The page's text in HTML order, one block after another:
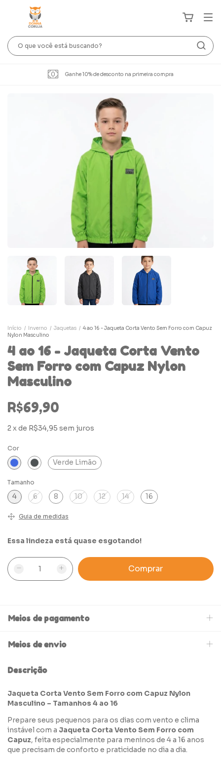
Ganhe 10% de desconto na primeira compra
Início / Inverno / Jaquetas / 4 ao 16 - Jaqueta Corta Vento Sem Forro com Capuz
Nylon Masculino
4 ao 16 - Jaqueta Corta Vento
Sem Forro com Capuz Nylon
Masculino
R$69,90
2xde R$34,95 sem juros
Cor
Verde Limão
Tamanho
4 6 8 10 12 14 16
Guia de medidas
Essa lindeza está quase esgotando!
Meios de pagamento
Meios de envio
Descrição
Jaqueta Corta Vento Sem Forro com Capuz Nylon
Masculino – Tamanhos 4 ao 16
Prepare seus pequenos para os dias com vento e clima
instável com a Jaqueta Corta Vento Sem Forro com
Capuz, feita especialmente para meninos de 4 a 16 anos
que precisam de conforto e praticidade no dia a dia.